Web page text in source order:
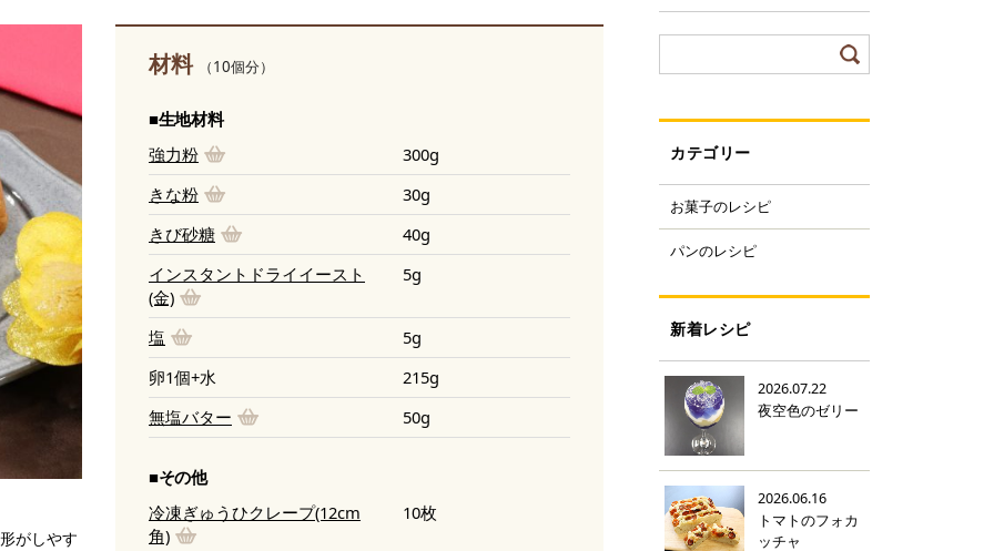
がしやす
材料 （10個分）
■生地材料
強力粉
300g
きな粉
30g
きび砂糖
40g
インスタントドライイースト
(金)
5g
塩
5g
卵1個+水
215g
無塩バター
50g
■その他
冷凍ぎゅうひクレープ(12cm
角)
10枚
カテゴリー
お菓子のレシピ
パンのレシピ
新着レシピ
2026.07.22
夜空色のゼリー
2026.06.16
トマトのフォカ
ッチャ